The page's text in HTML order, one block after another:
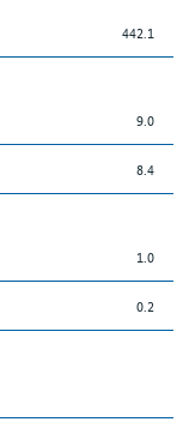
442.1
9.0
8.4
1.0
0.2